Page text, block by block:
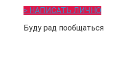
> НАПИСАТЬ ЛИЧНО
Буду рад пообщаться